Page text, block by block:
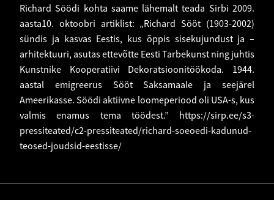
Richard Söödi kohta saame lähemalt teada Sirbi 2009.
aasta10. oktoobri artiklist: „Richard Sööt (1903-2002)
sündis ja kasvas Eestis, kus õppis sisekujundust ja –
arhitektuuri, asutas ettevõtte Eesti Tarbekunst ning juhtis
Kunstnike Kooperatiivi Dekoratsioonitöökoda. 1944.
aastal emigreerus Sööt Saksamaale ja seejärel
Ameerikasse. Söödi aktiivne loomeperiood oli USA-s, kus
valmis enamus tema töödest.” https://sirp.ee/s3-
pressiteated/c2-pressiteated/richard-soeoedi-kadunud-
teosed-joudsid-eestisse/